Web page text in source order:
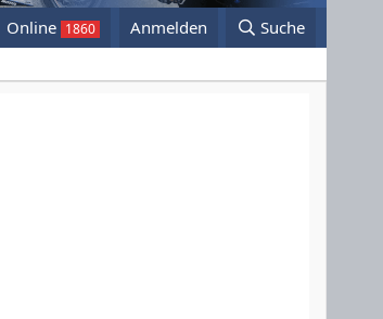
Online Anmelden Suche